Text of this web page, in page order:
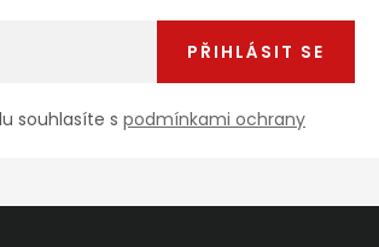
Odstoupení ve lhůtě 14 dní
osobních údajů
souhlasíte s podmínkami ochrany
PŘIHLÁSIT SE